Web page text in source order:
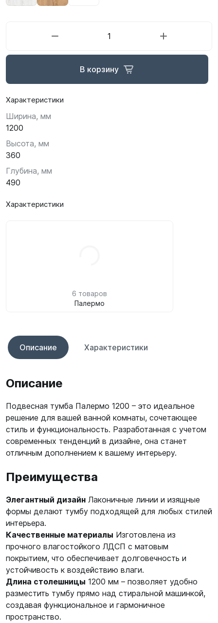
В корзину
Характеристики
Ширина, мм
1200
Высота, мм
360
Глубина, мм
490
Характеристики
6 товаров
Палермо
Описание Характеристики
Описание
Подвесная тумба Палермо 1200 – это идеальное
решение для вашей ванной комнаты, сочетающее
стиль и функциональность. Разработанная с учетом
современных тенденций в дизайне, она станет
отличным дополнением к вашему интерьеру.
Преимущества
Элегантный дизайн Лаконичные линии и изящные
формы делают тумбу подходящей для любых стилей
интерьера.
Качественные материалы Изготовлена из
прочного влагостойкого ЛДСП с матовым
покрытием, что обеспечивает долговечность и
устойчивость к воздействию влаги.
Длина столешницы 1200 мм – позволяет удобно
разместить тумбу прямо над стиральной машинкой,
создавая функциональное и гармоничное
пространство.